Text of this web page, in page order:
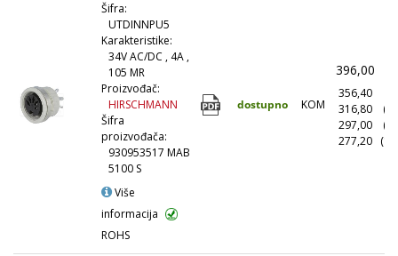
Šifra:
UTDINNPU5
Karakteristike:
34V AC/DC , 4A ,
105 MR
Proizvođač:
HIRSCHMANN
Šifra
proizvođača:
930953517 MAB
5100 S
Više
informacija
ROHS
dostupno KOM
396,00
356,40
316,80
297,00
277,20